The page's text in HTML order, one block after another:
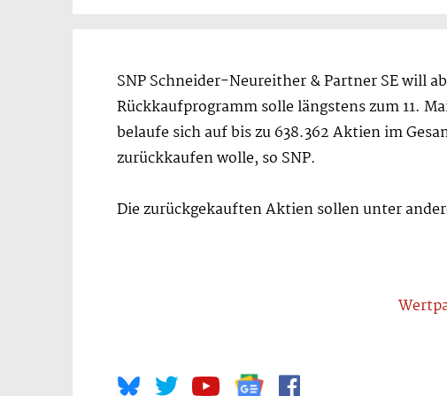
SNP Schneider-Neureither & Partner SE will
Rückkaufprogramm solle längstens zum 11.
belaufe sich auf bis zu 638.362 Aktien im
zurückkaufen wolle, so SNP.
Die zurückgekauften Aktien sollen unter